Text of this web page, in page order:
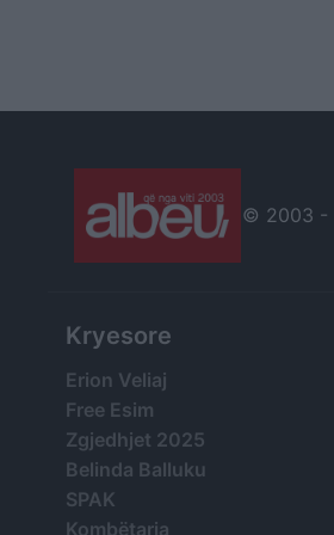
© 2003 -
Kryesore
Erion Veliaj
Free Esim
Zgjedhjet 2025
Belinda Balluku
SPAK
Kombëtarja